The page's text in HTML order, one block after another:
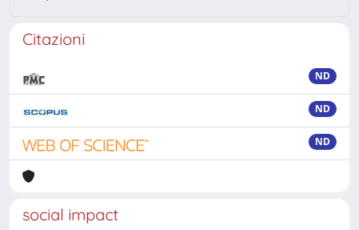
Citazioni
ND
ND
ND
social impact